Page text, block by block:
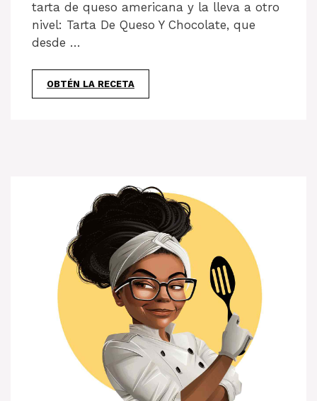
tarta de queso americana y la lleva a otro
nivel: Tarta De Queso Y Chocolate, que
desde …
OBTÉN LA RECETA